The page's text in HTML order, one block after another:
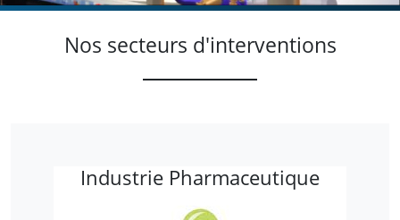
Nos secteurs d'interventions
Industrie Pharmaceutique